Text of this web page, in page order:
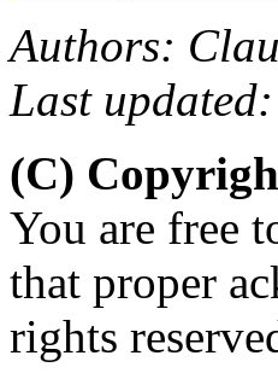
Authors:
Last
(C)
You are free
that proper
rights